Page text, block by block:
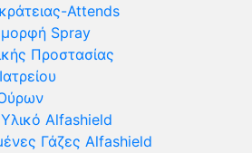
Attends
Spray
Προστασίας
Alfashield
Γάζες Alfashield